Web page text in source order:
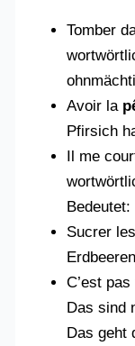
Tomber
Avoir la
Pfirsich
Il me
Sucrer
C’est
Das sind
Das geht